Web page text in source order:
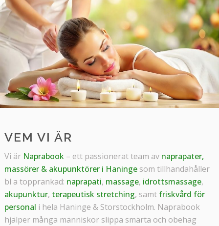
VEM VI ÄR
Vi är Naprabook– ett passionerat team av naprapater,
massörer & akupunktörer i Haningesom tillhandahåller
bl a topprankad: naprapati, massage, idrottsmassage,
akupunktur, terapeutisk stretching, samt friskvård för
personal i hela Haninge & Storstockholm. Naprabook
hjälper många människor slippa smärta och obehag